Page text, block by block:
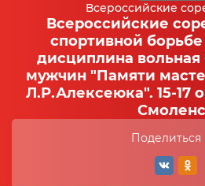
Всероссийские
Всероссийские
спортивной
дисциплина вольная
мужчин "Памяти
Л.Р.Алексеюка". 15-17
Поделиться